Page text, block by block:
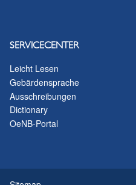
SERVICECENTER
Leicht Lesen
Gebärdensprache
Ausschreibungen
Dictionary
OeNB-Portal